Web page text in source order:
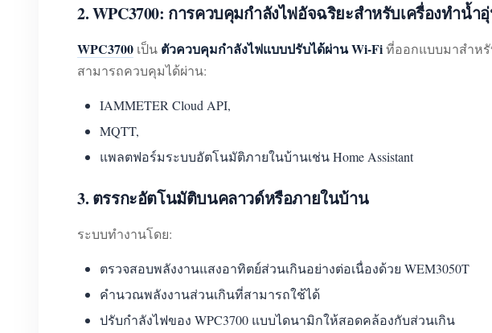
2. WPC3700: การควบคุมกำลังไฟอัจฉริยะสำหรับเครื่องทำน้ำ
WPC3700 เป็น ตัวควบคุมกำลังไฟแบบปรับได้ผ่าน Wi-Fiที่ออกแบบมาสำห
สามารถควบคุมได้ผ่าน:
IAMMETER Cloud API,
MQTT,
แพลตฟอร์มระบบอัตโนมัติภายในบ้านเช่น Home Assistant
3. ตรรกะอัตโนมัติบนคลาวด์หรือภายในบ้าน
ระบบทำงานโดย:
ตรวจสอบพลังงานแสงอาทิตย์ส่วนเกินอย่างต่อเนื่องด้วย WEM3050T
คำนวณพลังงานส่วนเกินที่สามารถใช้ได้
ปรับกำลังไฟของ WPC3700 แบบไดนามิกให้สอดคล้องกับส่วนเกิน